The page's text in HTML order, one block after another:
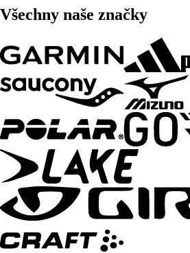
Všechny naše značky